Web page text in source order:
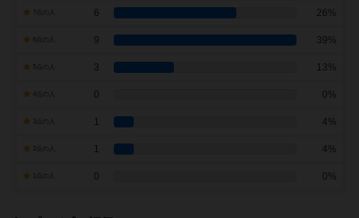
7点の人 6 26%
9 39%
3 13%
0 0%
1 4%
1 4%
0 0%